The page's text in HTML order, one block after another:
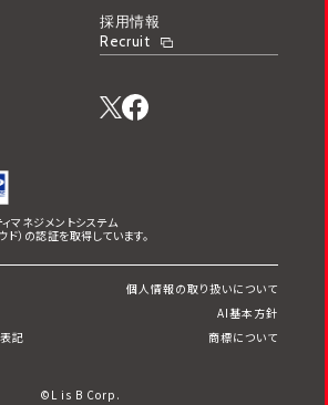
採用情報
Recruit
マネジメントシステム
）の認証を取得しています。
©L is B Corp.
個人情報の取り扱いについて
AI基本方針
記
商標について